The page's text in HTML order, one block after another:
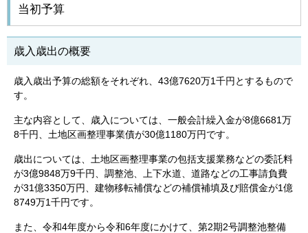
当初予算
歳入歳出の概要
歳入歳出予算の総額をそれぞれ、43億7620万1千円とするもので
す。
主な内容として、歳入については、一般会計繰入金が8億6681万
8千円、土地区画整理事業債が30億1180万円です。
歳出については、土地区画整理事業の包括支援業務などの委託料
が3億9848万9千円、調整池、上下水道、道路などの工事請負費
が31億3350万円、建物移転補償などの補償補填及び賠償金が1億
8749万1千円です。
また、令和4年度から令和6年度にかけて、第2期2号調整池整備